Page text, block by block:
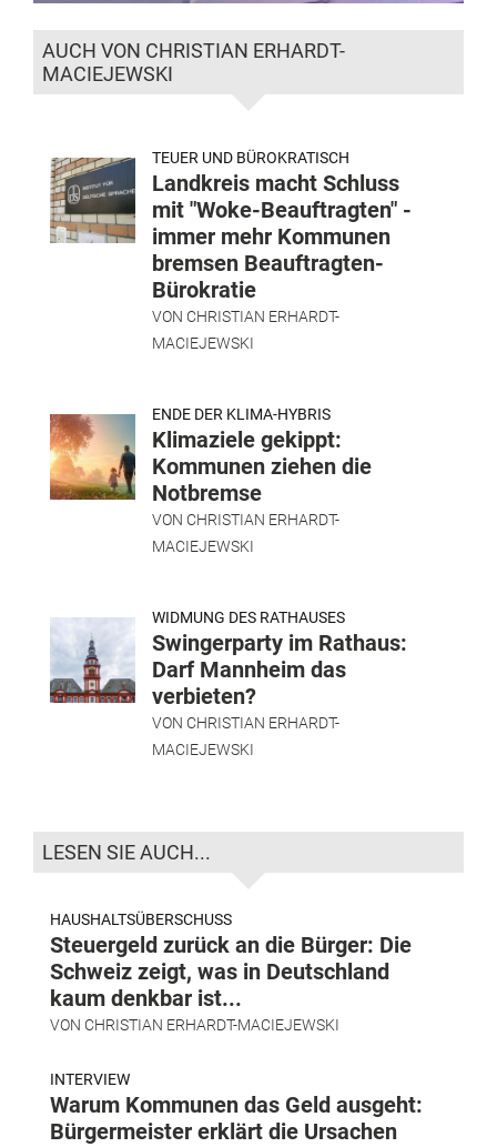
AUCH VON CHRISTIAN ERHARDT-
MACIEJEWSKI
TEUER UND BÜROKRATISCH
Landkreis macht Schluss
mit "Woke-Beauftragten" -
immer mehr Kommunen
bremsen Beauftragten-
Bürokratie
VON CHRISTIAN ERHARDT-
MACIEJEWSKI
ENDE DER KLIMA-HYBRIS
Klimaziele gekippt:
Kommunen ziehen die
Notbremse
VON CHRISTIAN ERHARDT-
MACIEJEWSKI
WIDMUNG DES RATHAUSES
Swingerparty im Rathaus:
Darf Mannheim das
verbieten?
VON CHRISTIAN ERHARDT-
MACIEJEWSKI
LESEN SIE AUCH...
HAUSHALTSÜBERSCHUSS
Steuergeld zurück an die Bürger: Die
Schweiz zeigt, was in Deutschland
kaum denkbar ist...
VON CHRISTIAN ERHARDT-MACIEJEWSKI
INTERVIEW
Warum Kommunen das Geld ausgeht:
Bürgermeister erklärt die Ursachen